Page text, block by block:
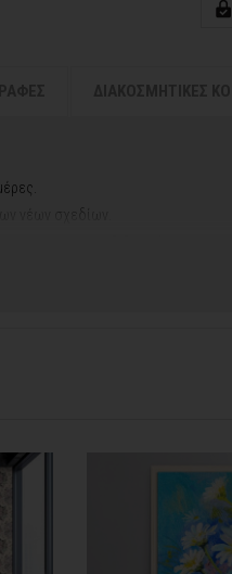
μπορεί να χρειαστεί λίγος